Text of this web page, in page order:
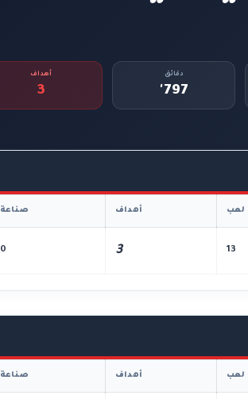
دقائق
797'
أهداف
3
لعب أهداف صناعة
13
3
0
لعب أهداف صناعة